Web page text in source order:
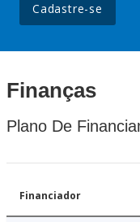
Cadastre-se
Finanças
Plano De
Financiador